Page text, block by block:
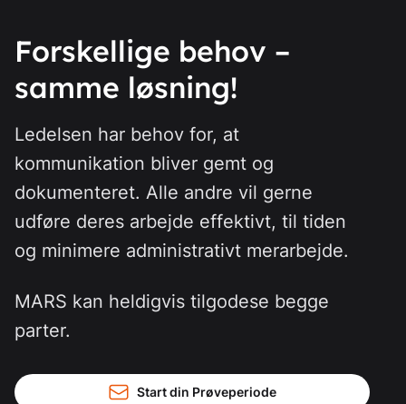
Forskellige behov –
samme løsning!
Ledelsen har behov for, at
kommunikation bliver gemt og
dokumenteret. Alle andre vil gerne
udføre deres arbejde effektivt, til tiden
og minimere administrativt merarbejde.
MARS kan heldigvis tilgodese begge
parter.
Start din Prøveperiode